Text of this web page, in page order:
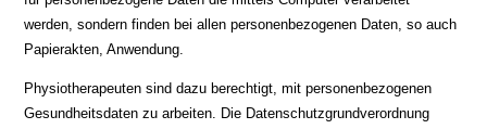
werden, sondern finden bei allen personenbezogenen Daten, so auch
Papierakten, Anwendung.
Physiotherapeuten sind dazu berechtigt, mit personenbezogenen
Gesundheitsdaten zu arbeiten. Die Datenschutzgrundverordnung